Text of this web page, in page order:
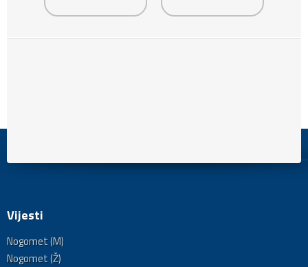
Vijesti
Nogomet (M)
Nogomet (Ž)